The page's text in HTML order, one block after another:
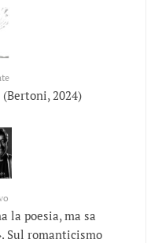
(Bertoni, 2024)
la poesia, ma sa
Sul romanticismo